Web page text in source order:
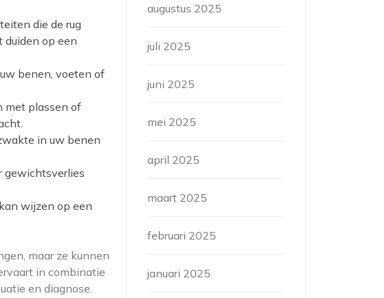
die de rug
op een
benen, voeten of
met plassen of
in uw benen
gewichtsverlies
wijzen op een
maar ze kunnen
in combinatie
en diagnose.
augustus 2025
juli 2025
juni 2025
mei 2025
april 2025
maart 2025
februari 2025
januari 2025